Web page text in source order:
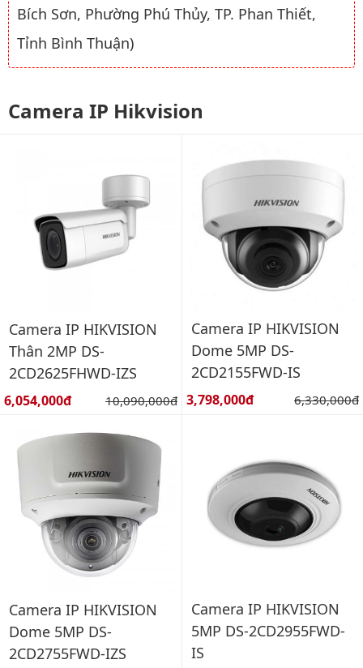
Bích Sơn, Phường Phú Thủy, TP. Phan Thiết,
Tỉnh Bình Thuận)
Camera IP Hikvision
Camera IP HIKVISION
Thân 2MP DS-
2CD2625FHWD-IZS
Giá bán:
6,054,000đ Giá gốc:
10,090,000đ
Camera IP HIKVISION
Dome 5MP DS-
2CD2155FWD-IS
Giá bán:
3,798,000đ Giá gốc:
6,330,000đ
Camera IP HIKVISION
Dome 5MP DS-
2CD2755FWD-IZS
Camera IP HIKVISION
5MP DS-2CD2955FWD-
IS